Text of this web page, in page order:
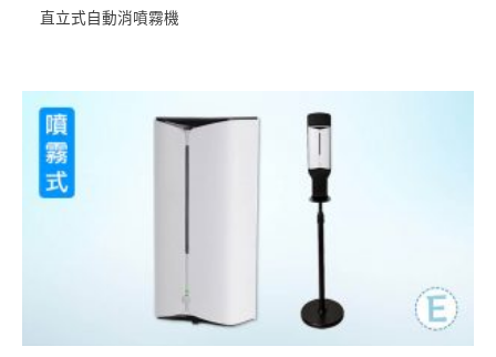
直立式自動消噴霧機